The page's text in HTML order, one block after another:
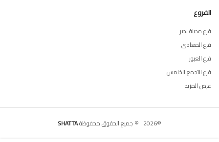
الفروع
فرع مدينة نصر
فرع المعادى
فرع العبور
فرع التجمع الخامس
عرض المزيد
©
2026
. © جميع الحقوق محفوظةSHATTA